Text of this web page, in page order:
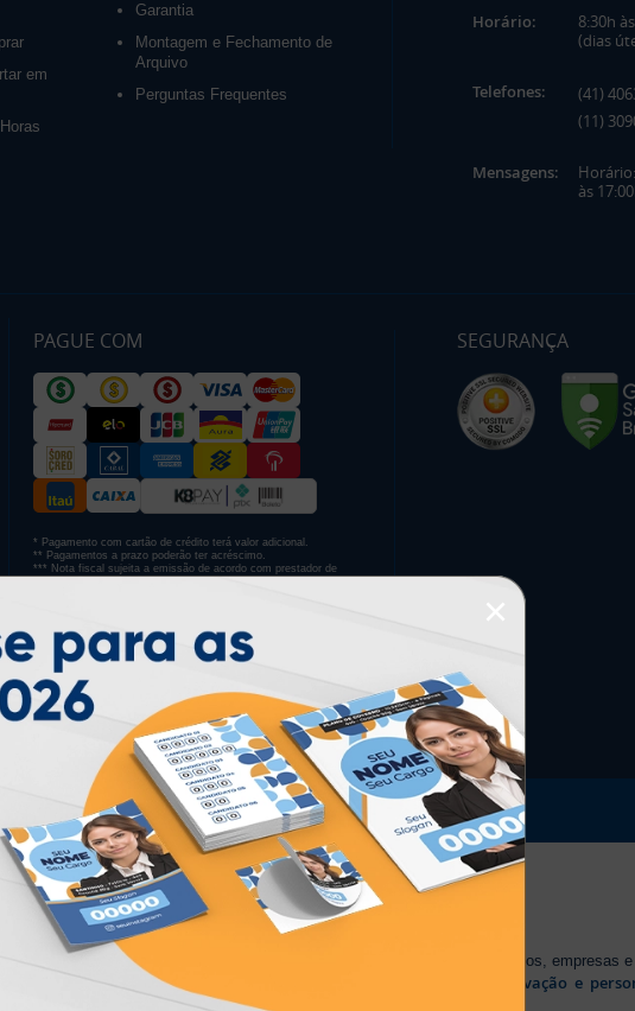
em
Garantia
Montagem e Fechamento de
Arquivo
Perguntas Frequentes
Horário:
8:30h
(dias
Telefones:
(41)
(11)
Mensagens:
às
PAGUE COM
* Pagamento com cartão de crédito terá valor adicional.
** Pagamentos a prazo poderão ter acréscimo.
*** Nota fiscal sujeita a emissão de acordo com prestador de
PARTICIPE
SEGURANÇA
GRAFICA LTDA | CNPJ: 28.045.354/0002-52
© 2026. Todos os direitos reservados.
ampla variedade de produtos e soluções para atender profissionais autônomos, empresas e
impressão sob demanda tecnologia, inovação e